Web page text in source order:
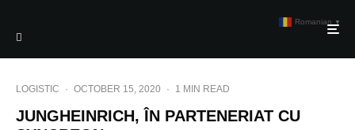
LOGISTIC · OCTOBER 15, 2020 · 1 MIN READ
JUNGHEINRICH, ÎN PARTENERIAT CU
Romanian ▼